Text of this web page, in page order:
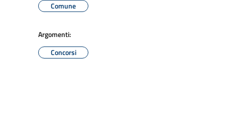
Comune
Argomenti:
Concorsi